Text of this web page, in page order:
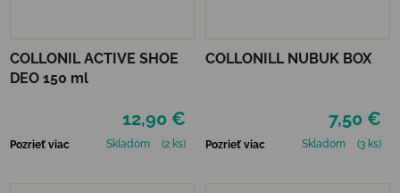
COLLONIL ACTIVE SHOE
DEO 150 ml
12,90 €
Pozrieť viac Skladom (2 ks)
COLLONILL NUBUK BOX
7,50 €
Pozrieť viac Skladom (3 ks)